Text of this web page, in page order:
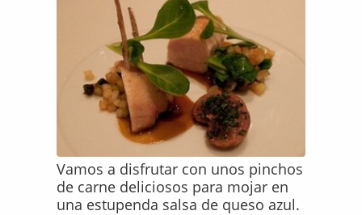
Vamos a disfrutar con unos pinchos
de carne deliciosos para mojar en
una estupenda salsa de queso azul.